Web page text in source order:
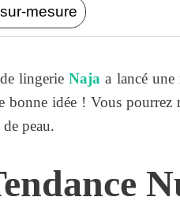
mesure
lingerieNajaa lancé
bonne idée ! Vous pourrez
peau.